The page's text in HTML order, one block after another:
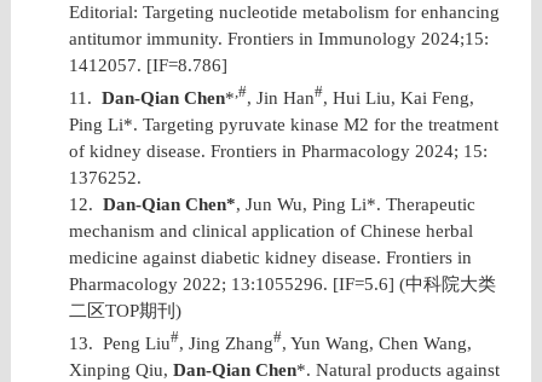
Editorial: Targeting nucleotide metabolism for enhancing
antitumor immunity. Frontiers in Immunology 2024;15:
1412057. [IF=8.786]
11. Dan-Qian Chen* ,#, Jin Han#, Hui Liu, Kai Feng,
Ping Li*. Targeting pyruvate kinase M2 for the treatment
of kidney disease. Frontiers in Pharmacology 2024; 15:
1376252.
12. Dan-Qian Chen*, Jun Wu, Ping Li*. Therapeutic
mechanism and clinical application of Chinese herbal
medicine against diabetic kidney disease. Frontiers in
Pharmacology 2022; 13:1055296. [IF=5.6] (中科院大类
二区TOP期刊 )
13. Peng Liu#, Jing Zhang#, Yun Wang, Chen Wang,
Xinping Qiu, Dan-Qian Chen*. Natural products against